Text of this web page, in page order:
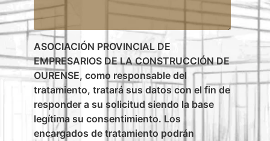
ASOCIACIÓN PROVINCIAL DE
EMPRESARIOS DE LA CONSTRUCCIÓN DE
OURENSE, como responsable del
tratamiento, tratará sus datos con el fin de
responder a su solicitud siendo la base
legítima su consentimiento. Los
encargados de tratamiento podrán